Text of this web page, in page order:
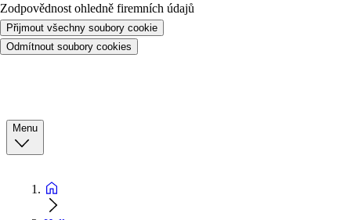
Zodpovědnost ohledně firemních údajů
Přijmout všechny soubory cookie
Odmítnout soubory cookies
Menu